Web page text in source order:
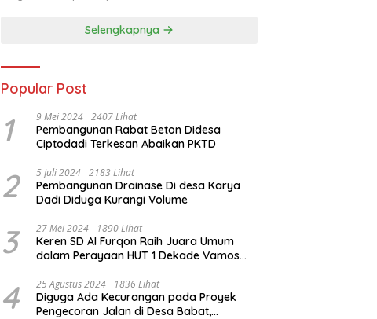
Selengkapnya
Popular Post
1 9 Mei 2024 2407 Lihat
Pembangunan Rabat Beton Didesa
Ciptodadi Terkesan Abaikan PKTD
2 5 Juli 2024 2183 Lihat
Pembangunan Drainase Di desa Karya
Dadi Diduga Kurangi Volume
3 27 Mei 2024 1890 Lihat
Keren SD Al Furqon Raih Juara Umum
dalam Perayaan HUT 1 Dekade Vamos
4 25 Agustus 2024 1836 Lihat
Diguga Ada Kecurangan pada Proyek
Pengecoran Jalan di Desa Babat,